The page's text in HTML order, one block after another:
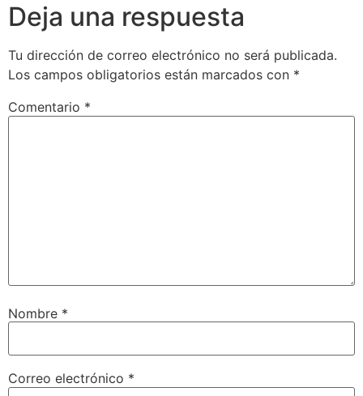
Deja una respuesta
Tu dirección de correo electrónico no será publicada.
Los campos obligatorios están marcados con *
Comentario *
Nombre *
Correo electrónico *